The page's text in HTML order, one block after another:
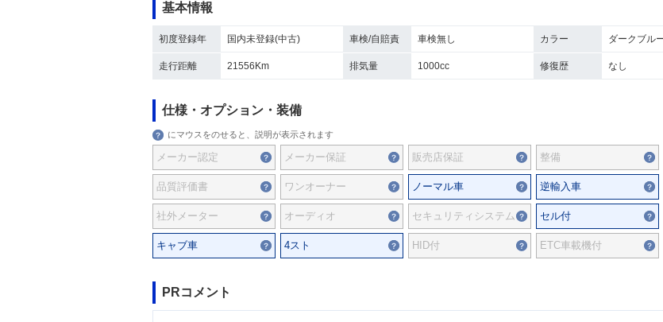
基本情報
初度登録年 国内未登録(中古) 車検/自賠責 車検無し カラー ダークブル
走行距離 21556Km 排気量 1000cc 修復歴 なし
仕様・オプション・装備
にマウスをのせると、説明が表示されます
メーカー認定 メーカー保証 販売店保証 整備
品質評価書 ワンオーナー ノーマル車 逆輸入車
社外メーター オーディオ セキュリティシステム セル付
キャブ車 4スト HID付 ETC車載機付
PRコメント